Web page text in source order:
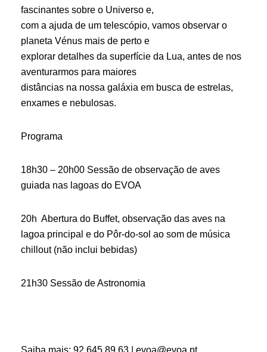
fascinantes sobre o Universo e,
com a ajuda de um telescópio, vamos observar o
planeta Vénus mais de perto e
explorar detalhes da superfície da Lua, antes de nos
aventurarmos para maiores
distâncias na nossa galáxia em busca de estrelas,
enxames e nebulosas.
Programa
18h30 – 20h00 Sessão de observação de aves
guiada nas lagoas do EVOA
20h Abertura do Buffet, observação das aves na
lagoa principal e do Pôr-do-sol ao som de música
chillout (não inclui bebidas)
21h30 Sessão de Astronomia
Saiba mais: 92 645 89 63 | evoa@evoa.pt